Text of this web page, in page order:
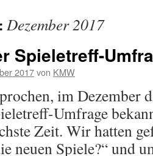
Dezember 2017
Spieletreff-
2017von KMW
im Dezember
Umfrage
Zeit. Wir hatten
neuen Spiele?“ und